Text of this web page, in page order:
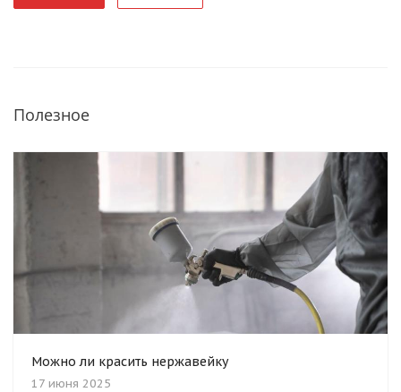
Полезное
Можно ли красить нержавейку
17 июня 2025